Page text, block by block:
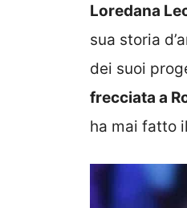
Loredana
sua storia
dei suoi
frecciata a
ha mai fatto